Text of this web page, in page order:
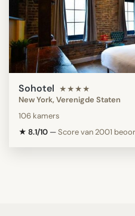
Sohotel ★★★★
New York, Verenigde Staten
106 kamers
★ 8.1/10 —Score van 2001